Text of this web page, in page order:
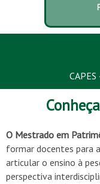
O Mestrado em
formar docentes para
articular o ensino à
perspectiva